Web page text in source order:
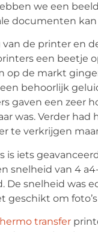
we een
documenten
de printer en
een beetje
op de markt
behoorlijk
gaven een zeer
was. Verder
te verkrijgen
is iets
snelheid van 4
De snelheid was
geschikt om
transfer